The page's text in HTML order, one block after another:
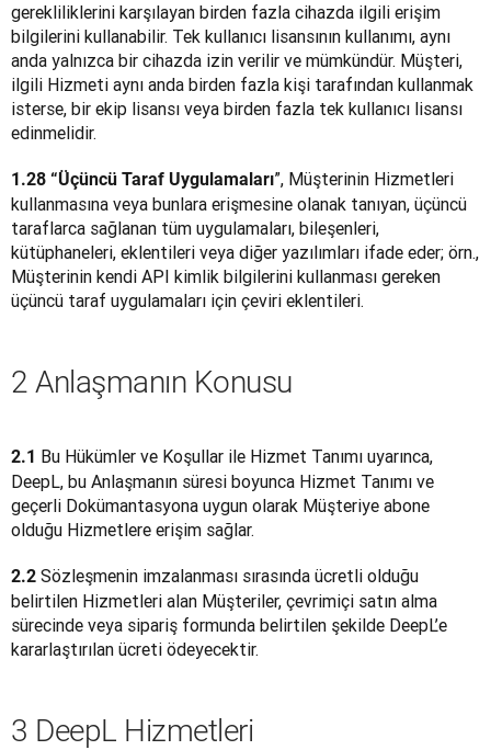
gerekliliklerini karşılayan birden fazla cihazda ilgili erişim
bilgilerini kullanabilir. Tek kullanıcı lisansının kullanımı, aynı
anda yalnızca bir cihazda izin verilir ve mümkündür. Müşteri,
ilgili Hizmeti aynı anda birden fazla kişi tarafından kullanmak
isterse, bir ekip lisansı veya birden fazla tek kullanıcı lisansı
edinmelidir.
1.28 “Üçüncü Taraf Uygulamaları”, Müşterinin Hizmetleri
kullanmasına veya bunlara erişmesine olanak tanıyan, üçüncü
taraflarca sağlanan tüm uygulamaları, bileşenleri,
kütüphaneleri, eklentileri veya diğer yazılımları ifade eder; örn.,
Müşterinin kendi API kimlik bilgilerini kullanması gereken
üçüncü taraf uygulamaları için çeviri eklentileri.
2 Anlaşmanın Konusu
2.1 Bu Hükümler ve Koşullar ile Hizmet Tanımı uyarınca,
DeepL, bu Anlaşmanın süresi boyunca Hizmet Tanımı ve
geçerli Dokümantasyona uygun olarak Müşteriye abone
olduğu Hizmetlere erişim sağlar.
2.2 Sözleşmenin imzalanması sırasında ücretli olduğu
belirtilen Hizmetleri alan Müşteriler, çevrimiçi satın alma
sürecinde veya sipariş formunda belirtilen şekilde DeepL’e
kararlaştırılan ücreti ödeyecektir.
3 DeepL Hizmetleri